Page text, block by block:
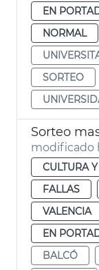
EN
NORMAL
SORTEO
modificado
CULTURA
FALLAS
VALENCIA
EN
BALCÓ